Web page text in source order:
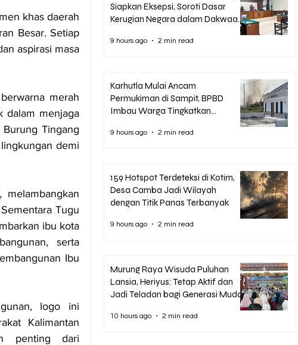
khas daerah
Besar. Setiap
aspirasi masa
merah
dalam menjaga
Tingang
demi
Tugu
ibu kota
serta
Ibu
logo ini
Kalimantan
penting dari
Siapkan Eksepsi, Soroti Dasar
Kerugian Negara dalam Dakwaan
9 hours ago 2 min read
Karhutla Mulai Ancam
Permukiman di Sampit, BPBD
Imbau Warga Tingkatkan
9 hours ago 2 min read
159 Hotspot Terdeteksi di Kotim,
Desa Camba Jadi Wilayah
dengan Titik Panas Terbanyak
9 hours ago 2 min read
Murung Raya Wisuda Puluhan
Lansia, Heriyus: Tetap Aktif dan
Jadi Teladan bagi Generasi Muda
10 hours ago 2 min read